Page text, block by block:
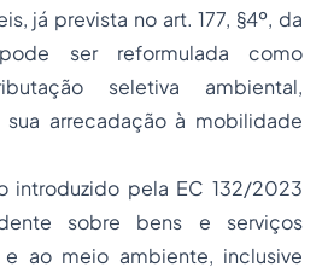
já prevista no art. 177, §4º, da
ser reformulada como
seletiva ambiental,
arrecadação à mobilidade
introduzido pela EC 132/2023
sobre bens e serviços
ao meio ambiente, inclusive